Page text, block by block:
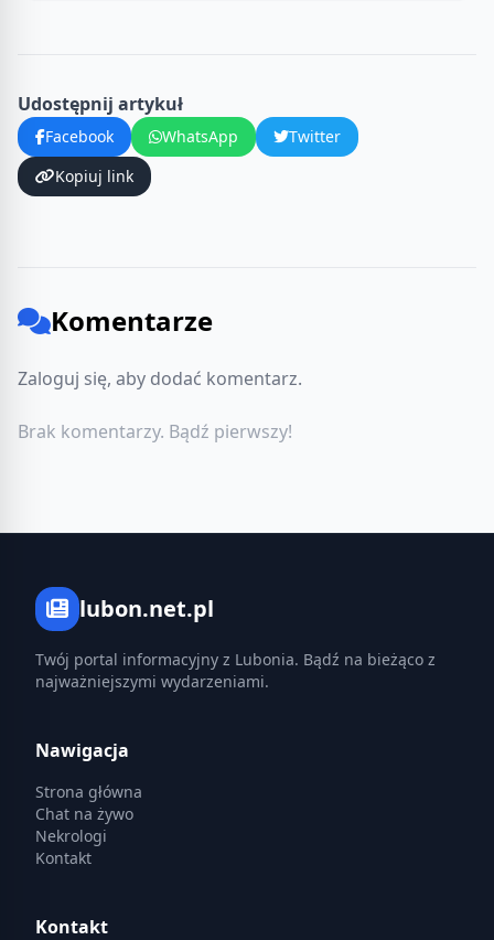
Udostępnij artykuł
Facebook WhatsApp
Twitter
Kopiuj link
Komentarze
Zaloguj się, aby dodać komentarz.
Brak komentarzy. Bądź pierwszy!
lubon.net.pl
Twój portal informacyjny z Lubonia. Bądź na bieżąco z
najważniejszymi wydarzeniami.
Nawigacja
Strona główna
Chat na żywo
Nekrologi
Kontakt
Kontakt